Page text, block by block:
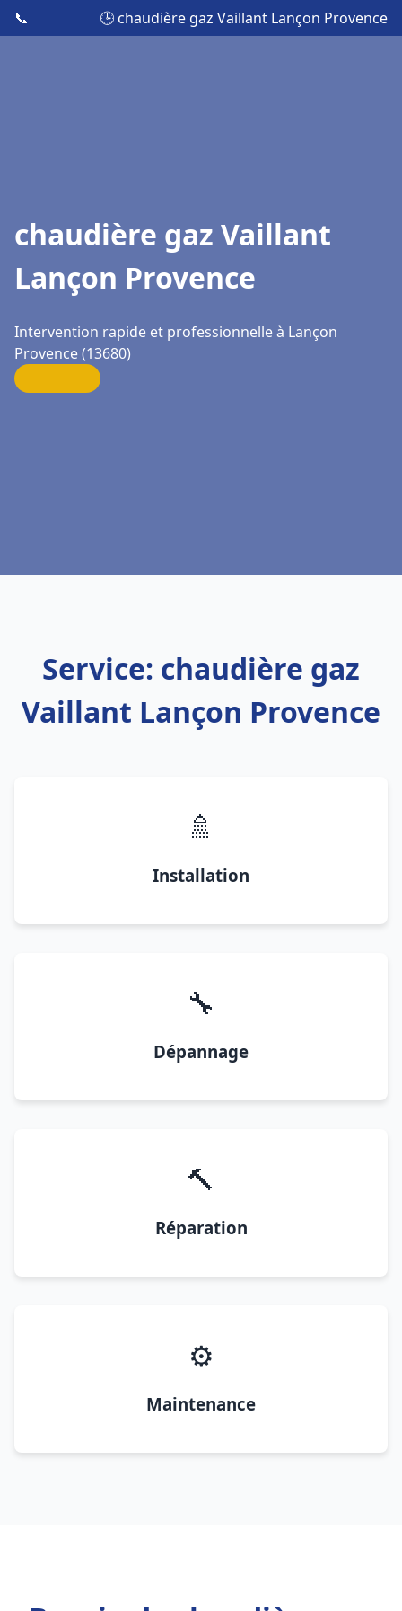
📞 🕒 chaudière gaz Vaillant Lançon Provence
chaudière gaz Vaillant
Lançon Provence
Intervention rapide et professionnelle à Lançon
Provence (13680)
Service: chaudière gaz
Vaillant Lançon Provence
🚿
Installation
🔧
Dépannage
🔨
Réparation
⚙️
Maintenance